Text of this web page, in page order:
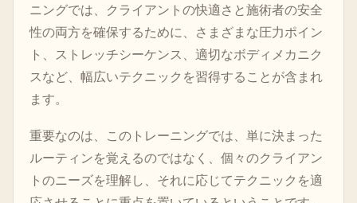
ニングでは、クライアントの快適さと施術者の安全
性の両方を確保するために、さまざまな圧力ポイン
ト、ストレッチシーケンス、適切なボディメカニク
スなど、幅広いテクニックを習得することが含まれ
ます。
重要なのは、このトレーニングでは、単に決まった
ルーティンを覚えるのではなく、個々のクライアン
トのニーズを理解し、それに応じてテクニックを適